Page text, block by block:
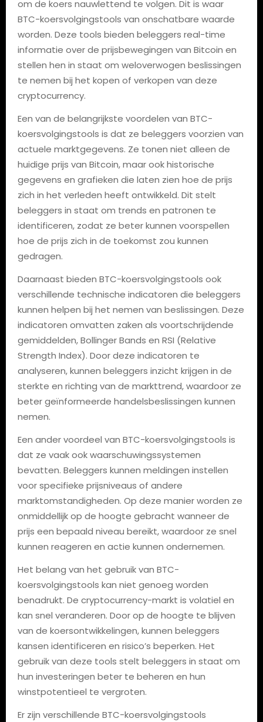
om de koers nauwlettend te volgen. Dit is waar
BTC-koersvolgingstools van onschatbare waarde
worden. Deze tools bieden beleggers real-time
informatie over de prijsbewegingen van Bitcoin en
stellen hen in staat om weloverwogen beslissingen
te nemen bij het kopen of verkopen van deze
cryptocurrency.
Een van de belangrijkste voordelen van BTC-
koersvolgingstools is dat ze beleggers voorzien van
actuele marktgegevens. Ze tonen niet alleen de
huidige prijs van Bitcoin, maar ook historische
gegevens en grafieken die laten zien hoe de prijs
zich in het verleden heeft ontwikkeld. Dit stelt
beleggers in staat om trends en patronen te
identificeren, zodat ze beter kunnen voorspellen
hoe de prijs zich in de toekomst zou kunnen
gedragen.
Daarnaast bieden BTC-koersvolgingstools ook
verschillende technische indicatoren die beleggers
kunnen helpen bij het nemen van beslissingen. Deze
indicatoren omvatten zaken als voortschrijdende
gemiddelden, Bollinger Bands en RSI (Relative
Strength Index). Door deze indicatoren te
analyseren, kunnen beleggers inzicht krijgen in de
sterkte en richting van de markttrend, waardoor ze
beter geïnformeerde handelsbeslissingen kunnen
nemen.
Een ander voordeel van BTC-koersvolgingstools is
dat ze vaak ook waarschuwingssystemen
bevatten. Beleggers kunnen meldingen instellen
voor specifieke prijsniveaus of andere
marktomstandigheden. Op deze manier worden ze
onmiddellijk op de hoogte gebracht wanneer de
prijs een bepaald niveau bereikt, waardoor ze snel
kunnen reageren en actie kunnen ondernemen.
Het belang van het gebruik van BTC-
koersvolgingstools kan niet genoeg worden
benadrukt. De cryptocurrency-markt is volatiel en
kan snel veranderen. Door op de hoogte te blijven
van de koersontwikkelingen, kunnen beleggers
kansen identificeren en risico’s beperken. Het
gebruik van deze tools stelt beleggers in staat om
hun investeringen beter te beheren en hun
winstpotentieel te vergroten.
Er zijn verschillende BTC-koersvolgingstools